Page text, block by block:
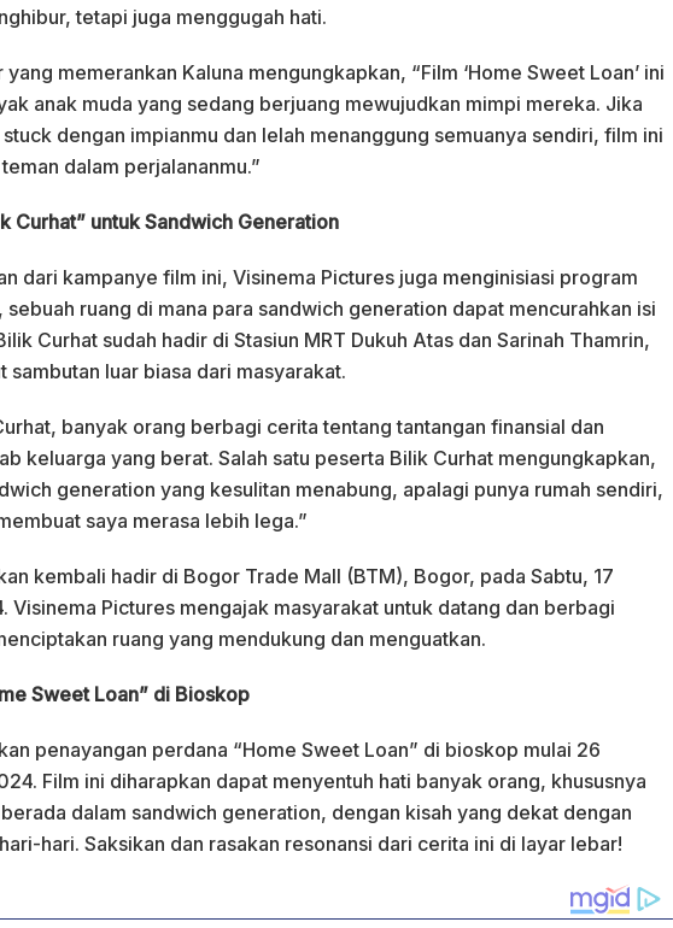
tetapi juga menggugah hati.
yang memerankan Kaluna mengungkapkan, “Film ‘Home Sweet Loan’ ini
anak muda yang sedang berjuang mewujudkan mimpi mereka. Jika
dengan impianmu dan lelah menanggung semuanya sendiri, film ini
dalam perjalananmu.”
Curhat” untuk Sandwich Generation
dari kampanye film ini, Visinema Pictures juga menginisiasi program
sebuah ruang di mana para sandwich generation dapat mencurahkan isi
Curhat sudah hadir di Stasiun MRT Dukuh Atas dan Sarinah Thamrin,
sambutan luar biasa dari masyarakat.
banyak orang berbagi cerita tentang tantangan finansial dan
keluarga yang berat. Salah satu peserta Bilik Curhat mengungkapkan,
generation yang kesulitan menabung, apalagi punya rumah sendiri,
saya merasa lebih lega.”
kembali hadir di Bogor Trade Mall (BTM), Bogor, pada Sabtu, 17
Visinema Pictures mengajak masyarakat untuk datang dan berbagi
ruang yang mendukung dan menguatkan.
Sweet Loan” di Bioskop
penayangan perdana “Home Sweet Loan” di bioskop mulai 26
Film ini diharapkan dapat menyentuh hati banyak orang, khususnya
dalam sandwich generation, dengan kisah yang dekat dengan
hari. Saksikan dan rasakan resonansi dari cerita ini di layar lebar!